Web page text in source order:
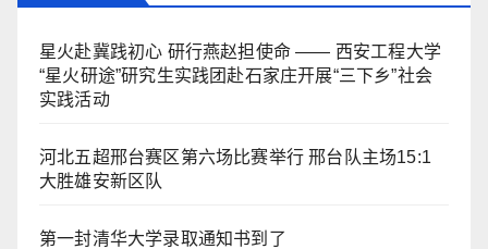
星火赴冀践初心 研行燕赵担使命 —— 西安工程大学
“星火研途”研究生实践团赴石家庄开展“三下乡”社会
实践活动
河北五超邢台赛区第六场比赛举行 邢台队主场15:1
大胜雄安新区队
第一封清华大学录取通知书到了